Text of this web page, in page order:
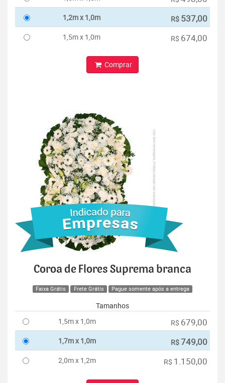
1,2m x 1,0m R$ 537,00
1,5m x 1,0m R$ 674,00
Comprar
Coroa de Flores Suprema branca
Faixa Grátis Frete Grátis Pague somente após a entrega
Tamanhos
1,5m x 1,0m
R$ 679,00
1,7m x 1,0m R$749,00
2,0m x 1,2m R$ 1.150,00